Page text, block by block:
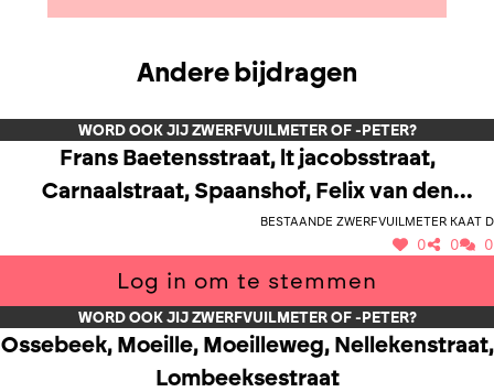
Andere bijdragen
WORD OOK JIJ ZWERFVUILMETER OF -PETER?
Frans Baetensstraat, lt jacobsstraat,
Carnaalstraat, Spaanshof, Felix van den
BosschestraatBestaande zwerfvuilmeter Kaat D
0 0 0
Log in om te stemmen
WORD OOK JIJ ZWERFVUILMETER OF -PETER?
Ossebeek, Moeille, Moeilleweg, Nellekenstraat,
Lombeeksestraat